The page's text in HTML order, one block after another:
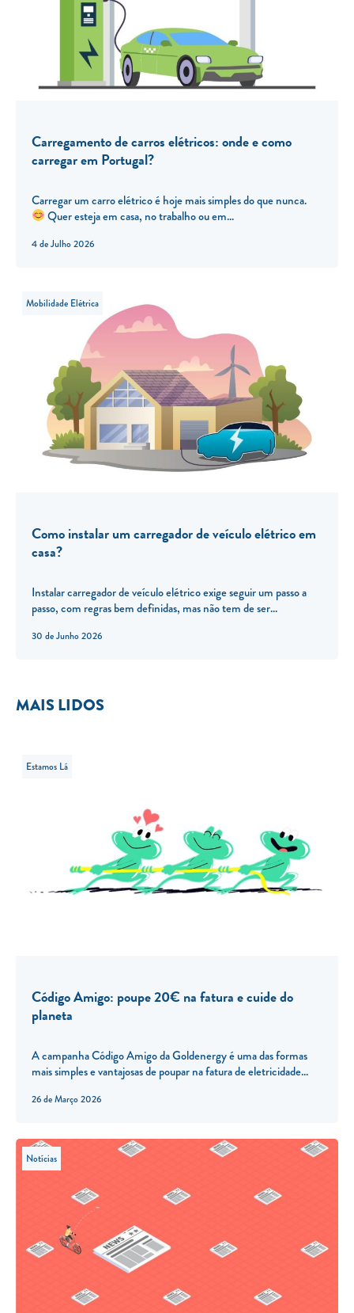
4 de Julho 2026
Carregamento de carros elétricos: onde e como
carregar em Portugal?
Carregar um carro elétrico é hoje mais simples do que nunca.
Quer esteja em casa, no trabalho ou em...
30 de Junho 2026
Mobilidade Elétrica
Como instalar um carregador de veículo elétrico em
casa?
Instalar carregador de veículo elétrico exige seguir um passo a
passo, com regras bem definidas, mas não tem de ser...
MAIS LIDOS
26 de Março 2026
Estamos Lá
Código Amigo: poupe 20€ na fatura e cuide do
planeta
A campanha Código Amigo da Goldenergy é uma das formas
mais simples e vantajosas de poupar na fatura de eletricidade...
Notícias